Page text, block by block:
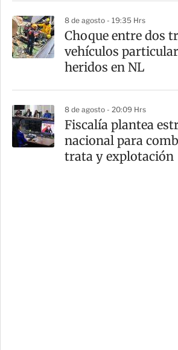
8 de agosto - 19:35 Hrs
Choque entre dos
vehículos
heridos en NL
8 de agosto - 20:09 Hrs
Fiscalía plantea
nacional para
trata y explotación